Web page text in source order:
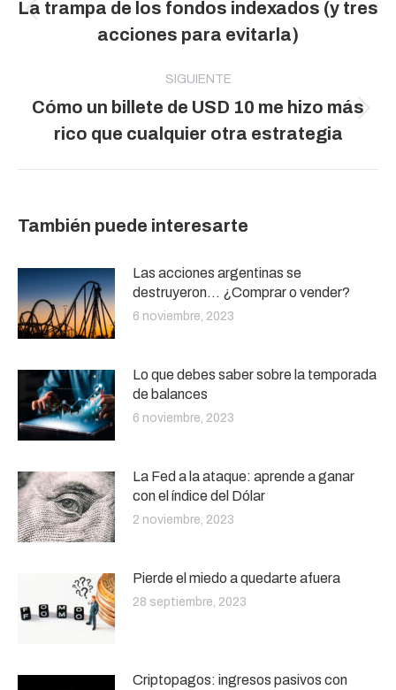
publicaciones Publicación
anterior:
La trampa de los fondos indexados (y tres
acciones para evitarla)
SIGUIENTE
Publicación
siguiente:
Cómo un billete de USD 10 me hizo más
rico que cualquier otra estrategia
También puede interesarte
Las acciones argentinas se
destruyeron… ¿Comprar o vender?
6 noviembre, 2023
Lo que debes saber sobre la temporada
de balances
6 noviembre, 2023
La Fed a la ataque: aprende a ganar
con el índice del Dólar
2 noviembre, 2023
Pierde el miedo a quedarte afuera
28 septiembre, 2023
Criptopagos: ingresos pasivos con